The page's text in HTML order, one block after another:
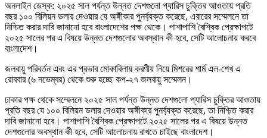
অনলাইন ডেস্ক: ২০২৫ সাল পর্যন্ত উন্নত দেশগুলো প্যারিস চুক্তির আওতায় প্রতি
বছর ১০০ বিলিয়ন ডলার দেওয়ার যে অঙ্গীকার পুনর্ব্যক্ত করেছে, এবারের সম্মেলনে তা
নিশ্চিত করার দাবি জানানো হবে বাংলাদেশের পক্ষ থেকে। পাশাপাশি বৈশ্বিক প্রেক্ষাপটে
২০২৫ সালের পর এ বিষয়ে উন্নত দেশগুলোর অবস্থান কী হবে, সেটি আলোচনায় করবে
বাংলাদেশ।
জলবায়ু পরিবর্তন এবং এর প্রভাব মোকাবিলায় করণীয় নিয়ে মিশরের শার্ম এল-শেখ এ
রোববার (৬ নভেম্বর) থেকে শুরু হচ্ছে কপ-২৭ জলবায়ু সম্মেলন।
ঢাকার পক্ষ থেকে সম্মেলনে ২০২৫ সাল পর্যন্ত উন্নত দেশগুলো প্যারিস চুক্তির আওতায়
প্রতি বছর যে ১০০ বিলিয়ন ডলার দেওয়ার অঙ্গীকার পুনর্ব্যক্ত করেছে, তা নিশ্চিত করার
দাবি জানানো হবে। পাশাপাশি বৈশ্বিক প্রেক্ষাপটে ২০২৫ সালের পর এ বিষয়ে উন্নত
দেশগুলোর অবস্থান কী হবে, সেটি আলোচনায় রাখতে চাইছে বাংলাদেশ।